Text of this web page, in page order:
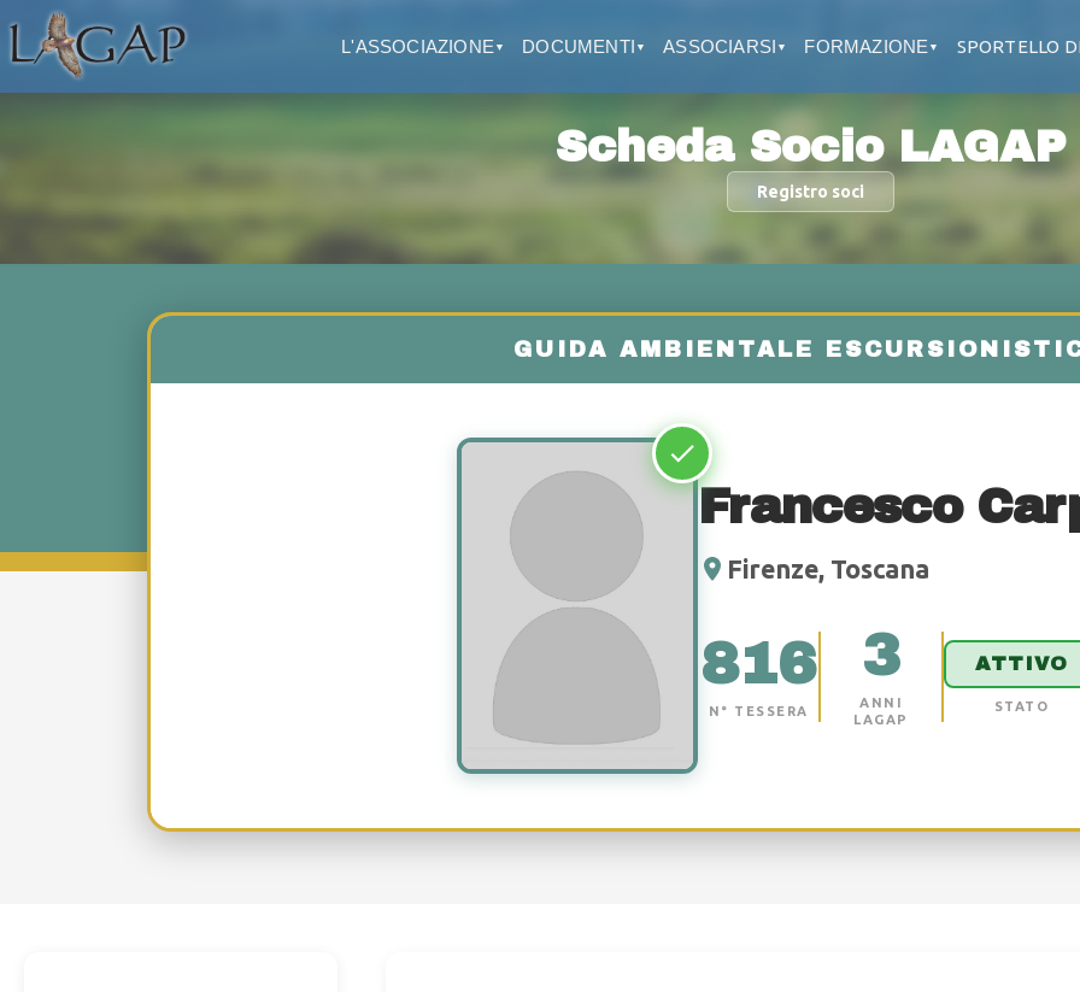
L'ASSOCIAZIONE ▼ DOCUMENTI ▼ ASSOCIARSI ▼ FORMAZIONE ▼ SPORTELLO
Scheda Socio LAGAP
Registro soci
Francesco
Firenze, Toscana
816
N° TESSERA
3
ANNI
LAGAP
ATTIVO
STATO